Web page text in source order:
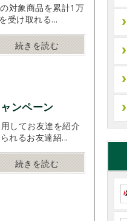
対象商品を累計1万
受け取れる...
続きを読む
ンペーン
してお友達を紹介
れるお友達紹...
続きを読む